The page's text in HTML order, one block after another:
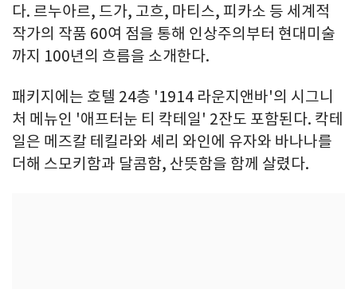
다. 르누아르, 드가, 고흐, 마티스, 피카소 등 세계적
작가의 작품 60여 점을 통해 인상주의부터 현대미술
까지 100년의 흐름을 소개한다.
패키지에는 호텔 24층 '1914 라운지앤바'의 시그니
처 메뉴인 '애프터눈 티 칵테일' 2잔도 포함된다. 칵테
일은 메즈칼 테킬라와 셰리 와인에 유자와 바나나를
더해 스모키함과 달콤함, 산뜻함을 함께 살렸다.